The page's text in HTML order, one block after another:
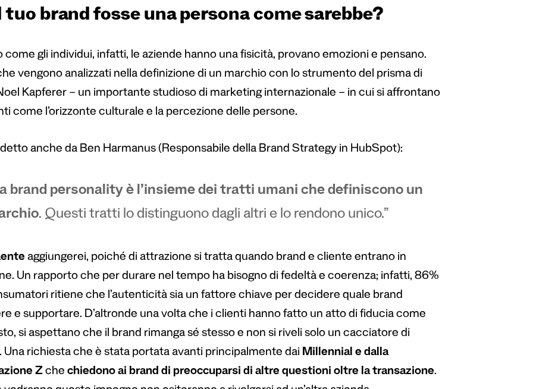
tuo brand fosse una persona come sarebbe?
come gli individui, infatti, le aziende hanno una fisicità, provano emozioni e pensano.
vengono analizzati nella definizione di un marchio con lo strumento del prisma di
Kapferer – un importante studioso di marketing internazionale – in cui si affrontano
come l’orizzonte culturale e la percezione delle persone.
anche da Ben Harmanus (Responsabile della Brand Strategy in HubSpot):
brand personality è l’insieme dei tratti umani che definiscono un
. Questi tratti lo distinguono dagli altri e lo rendono unico.”
aggiungerei, poiché di attrazione si tratta quando brand e cliente entrano in
Un rapporto che per durare nel tempo ha bisogno di fedeltà e coerenza; infatti, 86%
ritiene che l’autenticità sia un fattore chiave per decidere quale brand
e supportare. D’altronde una volta che i clienti hanno fatto un atto di fiducia come
si aspettano che il brand rimanga sé stesso e non si riveli solo un cacciatore di
Una richiesta che è stata portata avanti principalmente dai Millennial e dalla
Zche chiedono ai brand di preoccuparsi di altre questioni oltre la transazione.